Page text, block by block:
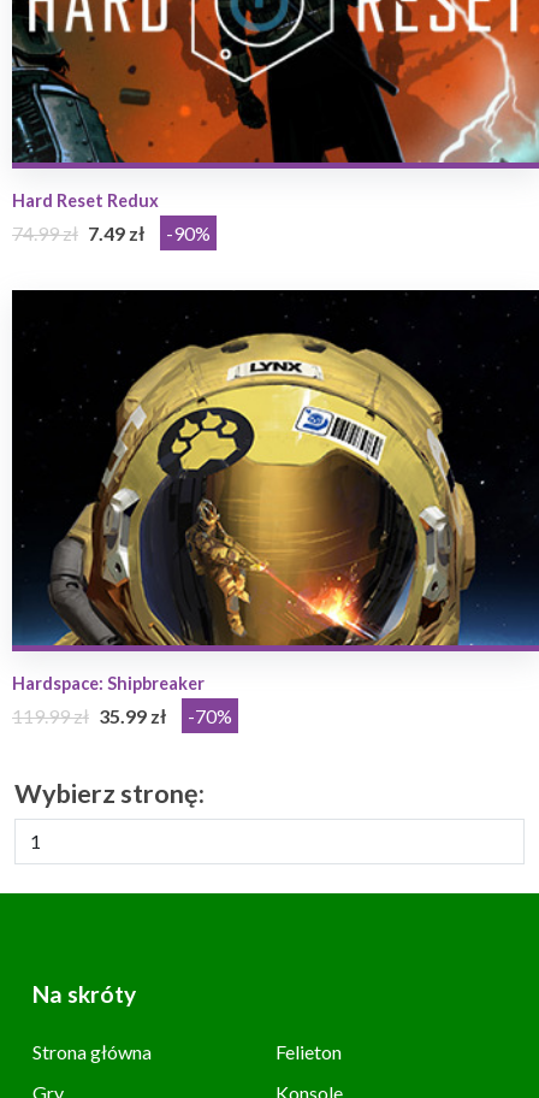
Hard Reset Redux
74.99 zł 7.49 zł -90%
Hardspace: Shipbreaker
119.99 zł 35.99 zł -70%
Wybierz stronę:
Na skróty
Strona główna
Felieton
Gry
Konsole